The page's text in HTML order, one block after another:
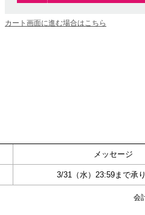
カート画面に進む場合はこちら
メッセージ
3/31（水）23:59まで承り
会